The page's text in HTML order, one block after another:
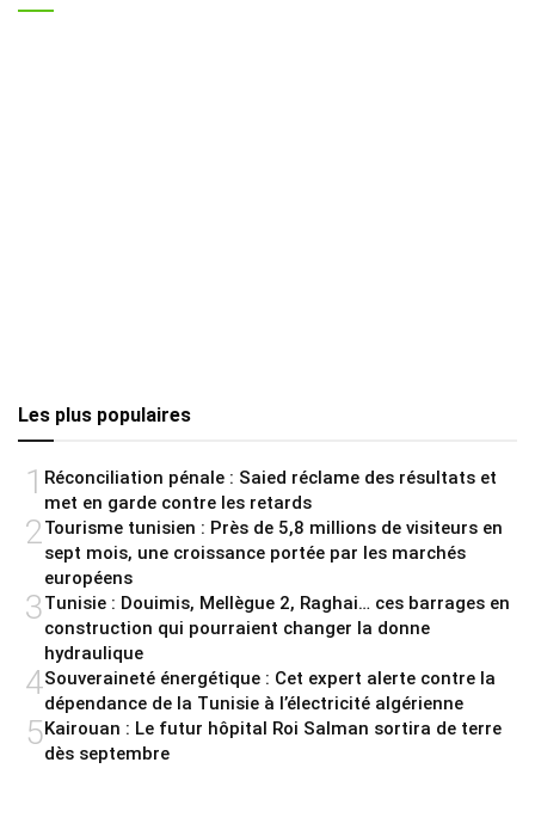
Les plus populaires
1 Réconciliation pénale : Saied réclame des résultats et
met en garde contre les retards
2Tourisme tunisien : Près de 5,8 millions de visiteurs en
sept mois, une croissance portée par les marchés
européens
3Tunisie : Douimis, Mellègue 2, Raghai… ces barrages en
construction qui pourraient changer la donne
hydraulique
4Souveraineté énergétique : Cet expert alerte contre la
dépendance de la Tunisie à l’électricité algérienne
5Kairouan : Le futur hôpital Roi Salman sortira de terre
dès septembre